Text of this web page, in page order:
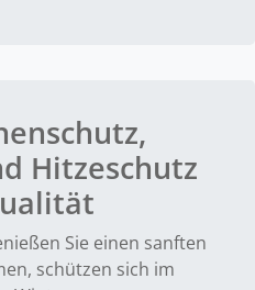
Hitzeschutz
Sie einen sanften
schützen sich im